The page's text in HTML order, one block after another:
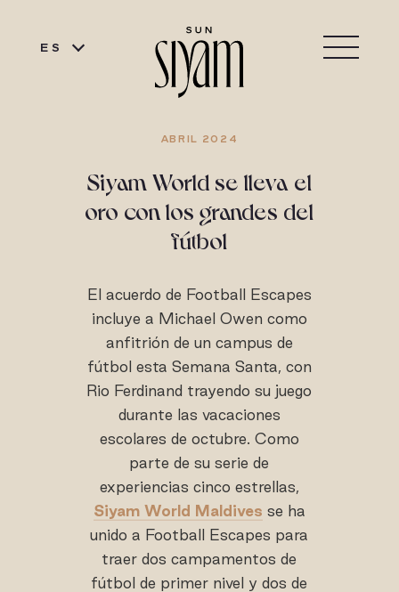
ES
ABRIL 2024
Siyam World se lleva el
oro con los grandes del
fútbol
El acuerdo de Football Escapes
incluye a Michael Owen como
anfitrión de un campus de
fútbol esta Semana Santa, con
Rio Ferdinand trayendo su juego
durante las vacaciones
escolares de octubre. Como
parte de su serie de
experiencias cinco estrellas,
Siyam World Maldives se ha
unido a Football Escapes para
traer dos campamentos de
fútbol de primer nivel y dos de